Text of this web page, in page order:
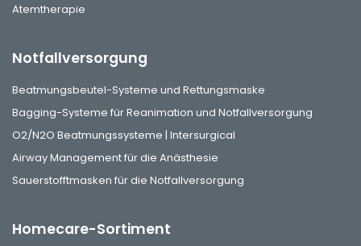
Atemtherapie
Notfallversorgung
Beatmungsbeutel-Systeme und Rettungsmaske
Bagging-Systeme für Reanimation und Notfallversorgung
O2/N2O Beatmungssysteme | Intersurgical
Airway Management für die Anästhesie
Sauerstofftmasken für die Notfallversorgung
Homecare-Sortiment